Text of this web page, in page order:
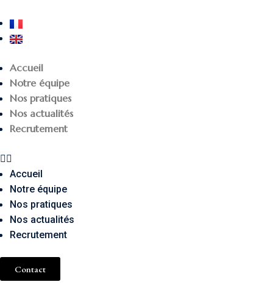
Accueil
Notre équipe
Nos pratiques
Nos actualités
Recrutement
Accueil
Notre équipe
Nos pratiques
Nos actualités
Recrutement
Contact